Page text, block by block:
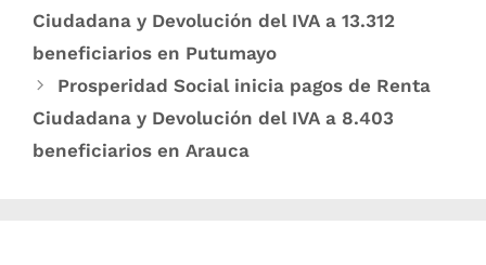
Ciudadana y Devolución del IVA a 13.312
beneficiarios en Putumayo
Prosperidad Social inicia pagos de Renta
Ciudadana y Devolución del IVA a 8.403
beneficiarios en Arauca